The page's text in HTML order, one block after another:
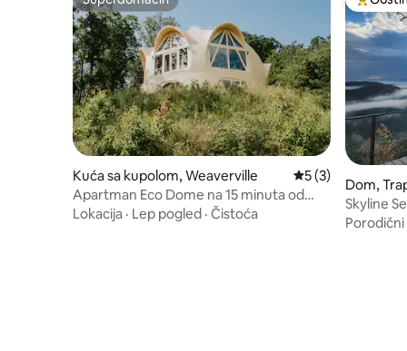
Superdomaćin
Kuća sa kupolom, Weaverville Prosečna ocena 5
5 (3)
Apartman Eco Dome na 15 minuta od
AVL-a (pogled na planine)
Lokacija · Lep pogled · Čistoća
Dom,
Skyline
pogled/
Porodični